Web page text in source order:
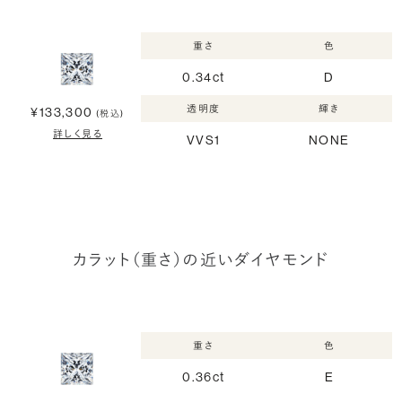
¥133,300 (税込)
詳しく見る
重さ
0.34ct
色
D
透明度
VVS1
輝き
NONE
カラット（重さ）の近いダイヤモンド
重さ
0.36ct
色
E